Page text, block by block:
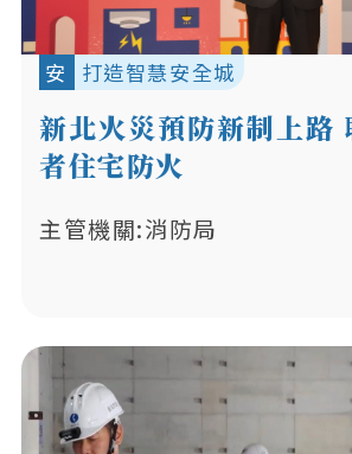
安 打造智慧安全城
新北火災預防新制上路
者住宅防火
主管機關:消防局